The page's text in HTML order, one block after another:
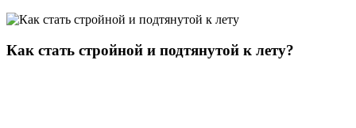
Как стать стройной и подтянутой к лету?